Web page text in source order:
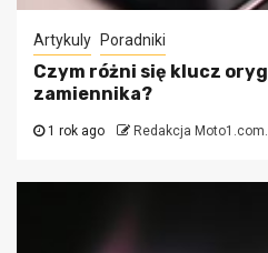
Artykuly Poradniki
Czym różni się klucz
zamiennika?
1 rok ago Redakcja